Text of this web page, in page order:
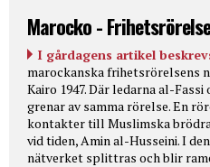
Marocko -
I gårdagens artikel
marockanska frihetsrörelsens
Kairo 1947. Där ledarna al-
grenar av samma rörelse. En
kontakter till Muslimska
vid tiden, Amin al-Husseini. I
nätverket splittras och blir